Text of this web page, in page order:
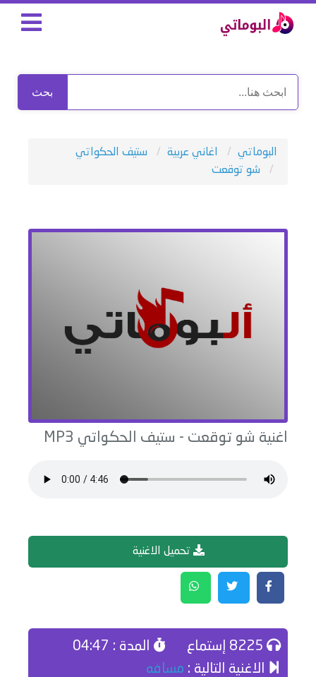
بحث
البوماتي اغاني عربية
ستيف الحكواتي
شو توقعت
اغنية شو توقعت - ستيف الحكواتي
تحميل الاغنية
المدة : 04:47
الاغنية التالية : مسافه